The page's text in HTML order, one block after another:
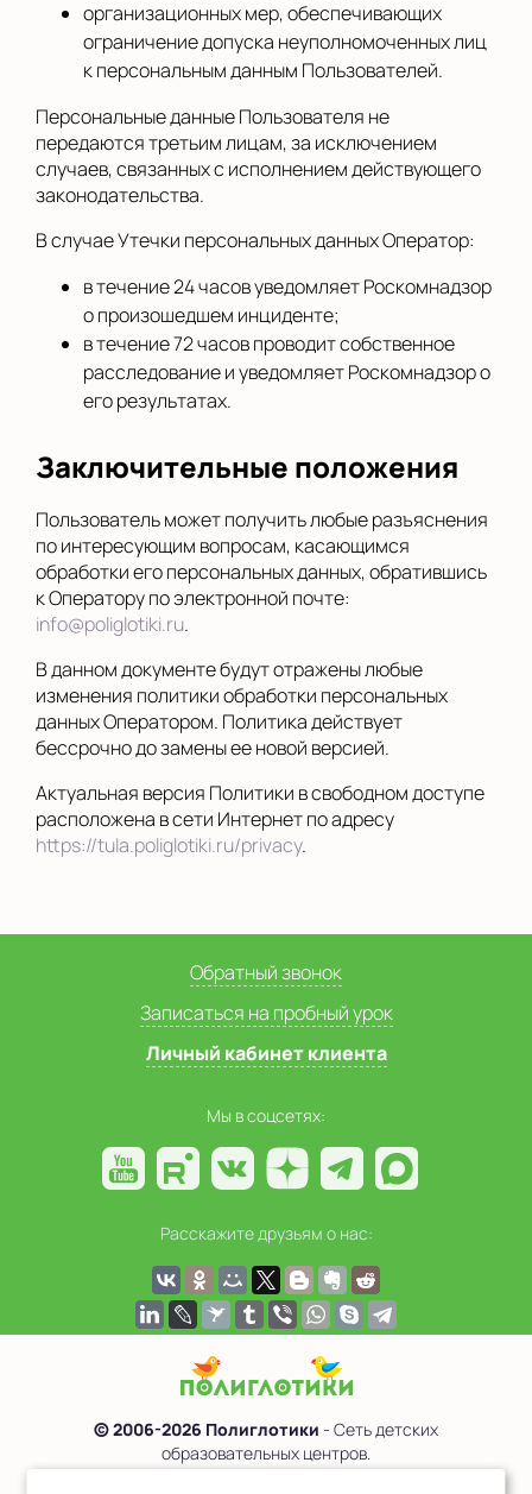
организационных мер, обеспечивающих
ограничение допуска неуполномоченных лиц
к персональным данным Пользователей.
Персональные данные Пользователя не
передаются третьим лицам, за исключением
случаев, связанных с исполнением действующего
законодательства.
В случае Утечки персональных данных Оператор:
в течение 24 часов уведомляет Роскомнадзор
о произошедшем инциденте;
в течение 72 часов проводит собственное
расследование и уведомляет Роскомнадзор о
его результатах.
Заключительные положения
Пользователь может получить любые разъяснения
по интересующим вопросам, касающимся
обработки его персональных данных, обратившись
к Оператору по электронной почте:
info@poliglotiki.ru.
В данном документе будут отражены любые
изменения политики обработки персональных
данных Оператором. Политика действует
бессрочно до замены ее новой версией.
Актуальная версия Политики в свободном доступе
расположена в сети Интернет по адресу
https://tula.poliglotiki.ru/privacy.
Обратный звонок
Записаться на пробный урок
Личный кабинет клиента
Мы в соцсетях:
Расскажите друзьям о нас:
© 2006-2026 Полиглотики - Сеть детских
образовательных центров.
Политика обработки персональных данных